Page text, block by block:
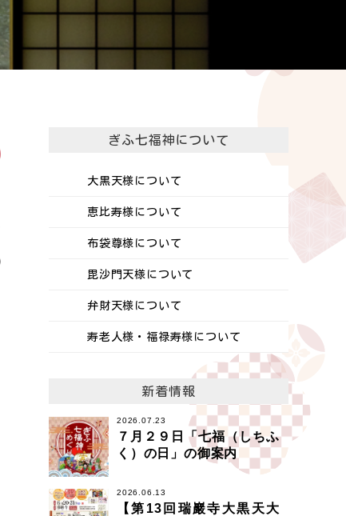
ぎふ七福神について
大黒天様について
恵比寿様について
布袋尊様について
毘沙門天様について
弁財天様について
寿老人様・福禄寿様について
新着情報
2026.07.23
７月２９日「七福（しちふ
く）の日」の御案内
2026.06.13
【第13回瑞巖寺大黒天大